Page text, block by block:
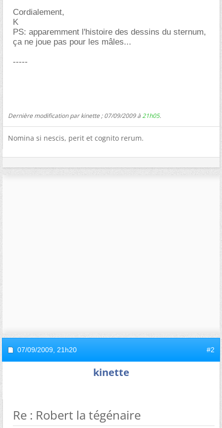
Cordialement,
K
PS: apparemment l'histoire des dessins du sternum,
ça ne joue pas pour les mâles...
-----
Dernière modification par kinette ; 07/09/2009 à21h05.
Nomina si nescis, perit et cognito rerum.
07/09/2009, 21h20 #2
kinette
Re : Robert la tégénaire